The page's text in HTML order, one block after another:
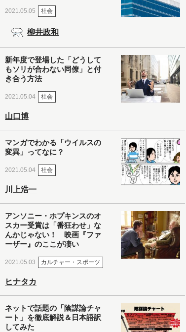
2021.05.05 社会
柳井政和
新年度で登場した「どうして
もソリが合わない同僚」と付
き合う方法
2021.05.04 社会
山口博
マンガでわかる「ウイルスの
変異」ってなに？
2021.05.04 社会
川上浩一
アンソニー・ホプキンスのオ
スカー受賞は「番狂わせ」な
んかじゃない！ 映画『ファ
ーザー』のここが凄い
2021.05.03 カルチャー・スポーツ
ヒナタカ
ネットで話題の「陰謀論チャ
ート」を徹底解説＆日本語訳
してみた